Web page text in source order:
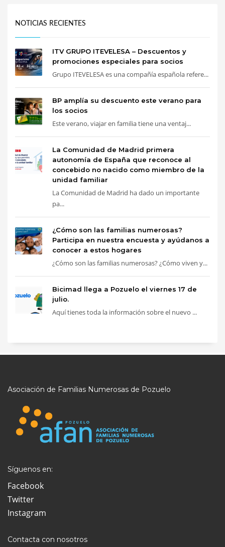
NOTICIAS RECIENTES
ITV GRUPO ITEVELESA – Descuentos y
promociones especiales para socios
Grupo ITEVELESA es una compañía española refere...
BP amplía su descuento este verano para
los socios
Este verano, viajar en familia tiene una ventaj...
La Comunidad de Madrid primera
autonomía de España que reconoce al
concebido no nacido como miembro de la
unidad familiar
La Comunidad de Madrid ha dado un importante
pa...
¿Cómo son las familias numerosas?
Participa en nuestra encuesta y ayúdanos a
conocer a estos hogares
¿Cómo son las familias numerosas? ¿Cómo viven y...
Bicimad llega a Pozuelo el viernes 17 de
julio.
Aquí tienes toda la información sobre el nuevo ...
Asociación de Familias Numerosas de Pozuelo
Síguenos en:
Facebook
Twitter
Instagram
Contacta con nosotros